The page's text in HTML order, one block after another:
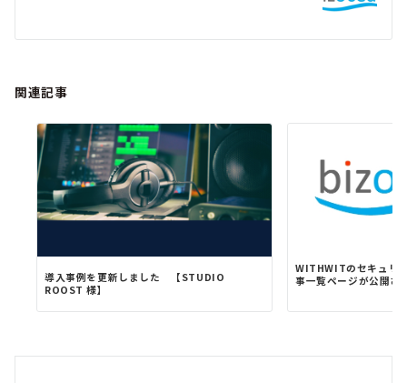
ー
ン
関連記事
導入事例を更新しました 【STUDIO
ROOST 様】
WITHWITのセキュリ
事一覧ページが公開さ